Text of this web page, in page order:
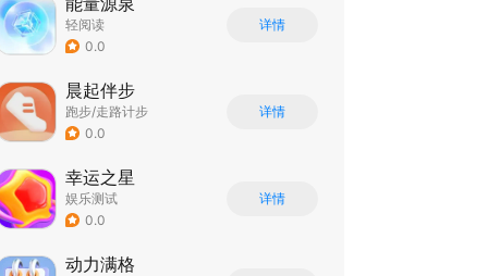
轻阅读
0.0
详情
晨起伴步
跑步/走路计步
0.0
详情
幸运之星
娱乐测试
0.0
详情
动力满格